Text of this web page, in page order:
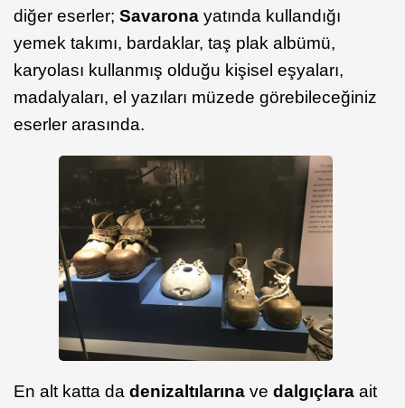
diğer eserler; Savarona yatında kullandığı
yemek takımı, bardaklar, taş plak albümü,
karyolası kullanmış olduğu kişisel eşyaları,
madalyaları, el yazıları müzede görebileceğiniz
eserler arasında.
En alt katta da denizaltılarına ve dalgıçlara ait